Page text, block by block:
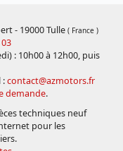
- 19000 Tulle ( France )
: 10h00 à 12h00, puis
:contact@azmotors.fr
demande.
techniques neuf
pour les